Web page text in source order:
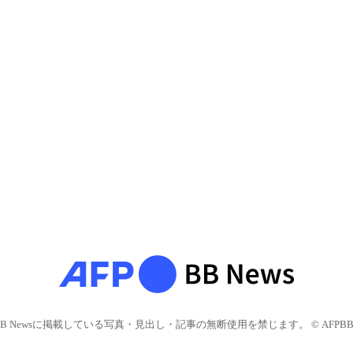
Newsに掲載している写真・見出し・記事の無断使用を禁じます。 © AFPBB